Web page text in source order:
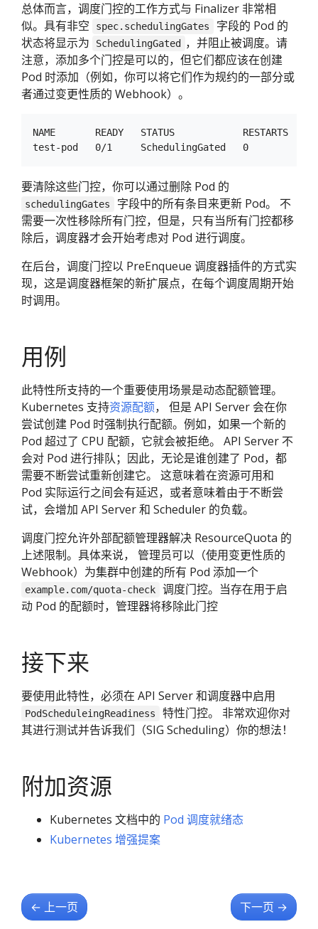
总体而言，调度门控的工作方式与 Finalizer 非常相
似。具有非空
spec.schedulingGates
字段的 Pod 的
状态将显示为
SchedulingGated
，并阻止被调度。请
注意，添加多个门控是可以的，但它们都应该在创建
Pod 时添加（例如，你可以将它们作为规约的一部分或
者通过变更性质的 Webhook）。
NAME       READY   STATUS            RESTARTS
要清除这些门控，你可以通过删除 Pod 的
schedulingGates
字段中的所有条目来更新 Pod。 不
需要一次性移除所有门控，但是，只有当所有门控都移
除后，调度器才会开始考虑对 Pod 进行调度。
在后台，调度门控以 PreEnqueue 调度器插件的方式实
现，这是调度器框架的新扩展点，在每个调度周期开始
时调用。
用例
此特性所支持的一个重要使用场景是动态配额管理。
Kubernetes 支持资源配额， 但是 API Server 会在你
尝试创建 Pod 时强制执行配额。例如，如果一个新的
Pod 超过了 CPU 配额，它就会被拒绝。 API Server 不
会对 Pod 进行排队；因此，无论是谁创建了 Pod，都
需要不断尝试重新创建它。 这意味着在资源可用和
Pod 实际运行之间会有延迟，或者意味着由于不断尝
试，会增加 API Server 和 Scheduler 的负载。
调度门控允许外部配额管理器解决 ResourceQuota 的
上述限制。具体来说， 管理员可以（使用变更性质的
Webhook）为集群中创建的所有 Pod 添加一个
example.com/quota-check
调度门控。当存在用于启
动 Pod 的配额时，管理器将移除此门控
接下来
要使用此特性，必须在 API Server 和调度器中启用
PodScheduleingReadiness
特性门控。 非常欢迎你对
其进行测试并告诉我们（SIG Scheduling）你的想法！
附加资源
Kubernetes 文档中的 Pod 调度就绪态
Kubernetes 增强提案
← 上一页 下一页 →